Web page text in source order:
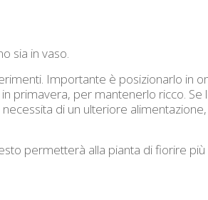
sia in vaso.
Importante è posizionarlo in
primavera, per mantenerlo ricco. Se
di un ulteriore
permetterà alla pianta di fiorire più